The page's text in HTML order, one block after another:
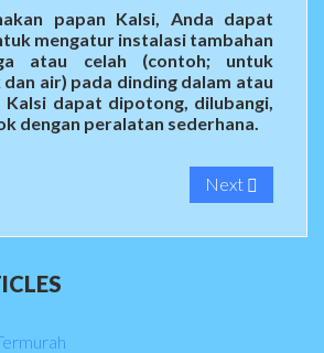
papan Kalsi, Anda dapat
mengatur instalasi tambahan
atau celah (contoh; untuk
air) pada dinding dalam atau
Kalsi dapat dipotong, dilubangi,
dengan peralatan sederhana.
Next